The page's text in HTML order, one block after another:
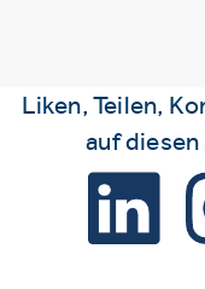
Liken, Teilen,
auf